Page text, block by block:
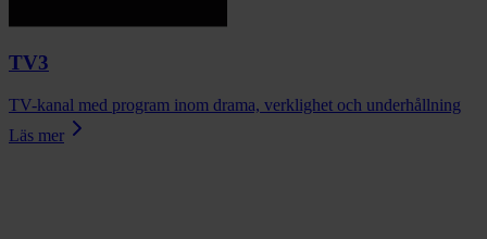
TV3
TV-kanal med program inom drama, verklighet och underhållning
Läs mer